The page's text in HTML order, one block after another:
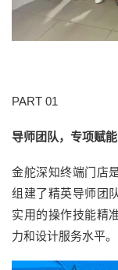
PART 01
导师团队，专项赋能
金舵深知终端门店
组建了精英导师团
实用的操作技能精
力和设计服务水平。